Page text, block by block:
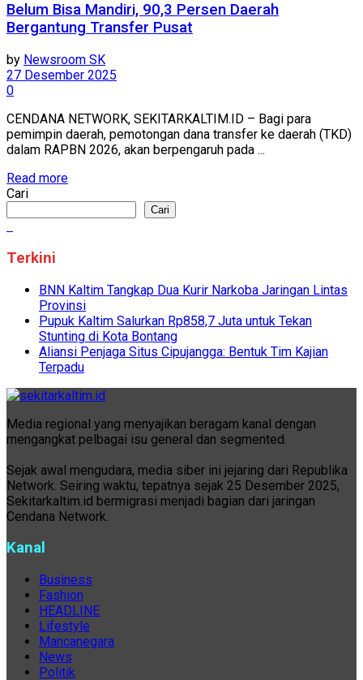
Belum Bisa Mandiri, 90,3 Persen Daerah
Bergantung Transfer Pusat
by Newsroom SK
27 Desember 2025
0
CENDANA NETWORK, SEKITARKALTIM.ID – Bagi para
pemimpin daerah, pemotongan dana transfer ke daerah (TKD)
dalam RAPBN 2026, akan berpengaruh pada ...
Read more
Cari
Cari
Terkini
BNN Kaltim Tangkap Dua Kurir Narkoba Jaringan Lintas
Provinsi
Pupuk Kaltim Salurkan Rp858,7 Juta untuk Tekan
Stunting di Kota Bontang
Aliansi Penjaga Situs Cipujangga: Bentuk Tim Kajian
Terpadu
Media regional yang menyajikan beragam kanal dengan
mengangkat pelbagai isu general dan segmented.
Sejak awal mengudara, media siber ini jejaring dari Republika
Network. Seiring waktu, tepatnya sejak 25 Desember 2025,
Sekitarkaltim.id bermigrasi menjadi bagian dari jaringan
Cendana Network.
Kanal
Business
Fashion
HEADLINE
Lifestyle
Mancanegara
News
Politik